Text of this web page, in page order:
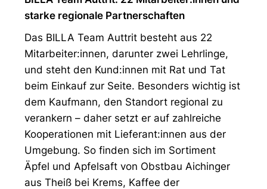
starke regionale Partnerschaften
Das BILLA Team Auttrit besteht aus 22
Mitarbeiter:innen, darunter zwei Lehrlinge,
und steht den Kund:innen mit Rat und Tat
beim Einkauf zur Seite. Besonders wichtig ist
dem Kaufmann, den Standort regional zu
verankern – daher setzt er auf zahlreiche
Kooperationen mit Lieferant:innen aus der
Umgebung. So finden sich im Sortiment
Äpfel und Apfelsaft von Obstbau Aichinger
aus Theiß bei Krems, Kaffee der